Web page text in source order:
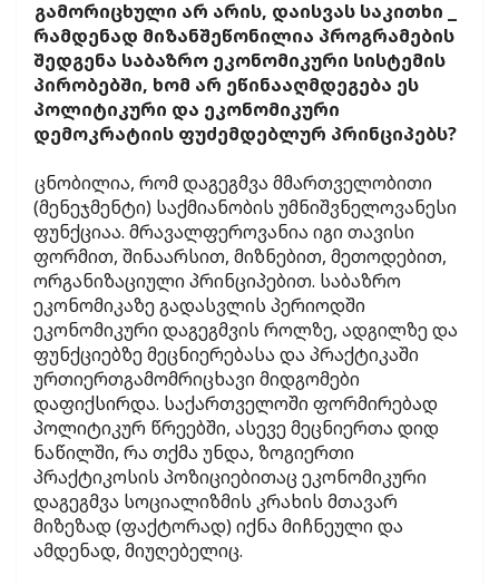
გამორიცხული არ არის, დაისვას საკითხი _
რამდენად მიზანშეწონილია პროგრამების
შედგენა საბაზრო ეკონომიკური სისტემის
პირობებში, ხომ არ ეწინააღმდეგება ეს
პოლიტიკური და ეკონომიკური
დემოკრატიის ფუძემდებლურ პრინციპებს?
ცნობილია, რომ დაგეგმვა მმართველობითი
(მენეჯმენტი) საქმიანობის უმნიშვნელოვანესი
ფუნქციაა. მრავალფეროვანია იგი თავისი
ფორმით, შინაარსით, მიზნებით, მეთოდებით,
ორგანიზაციული პრინციპებით. საბაზრო
ეკონომიკაზე გადასვლის პერიოდში
ეკონომიკური დაგეგმვის როლზე, ადგილზე და
ფუნქციებზე მეცნიერებასა და პრაქტიკაში
ურთიერთგამომრიცხავი მიდგომები
დაფიქსირდა. საქართველოში ფორმირებად
პოლიტიკურ წრეებში, ასევე მეცნიერთა დიდ
ნაწილში, რა თქმა უნდა, ზოგიერთი
პრაქტიკოსის პოზიციებითაც ეკონომიკური
დაგეგმვა სოციალიზმის კრახის მთავარ
მიზეზად (ფაქტორად) იქნა მიჩნეული და
ამდენად, მიუღებელიც.